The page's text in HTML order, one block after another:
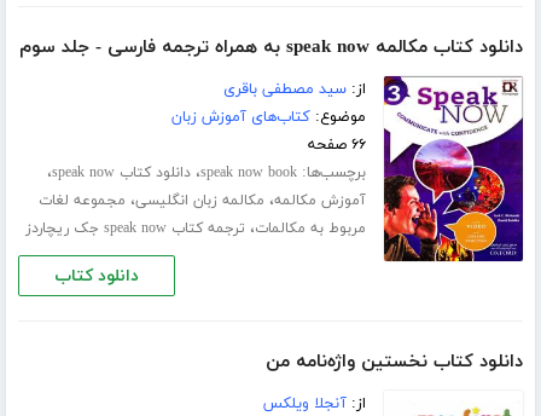
دانلود کتاب مکالمه speak now به همراه ترجمه فارسی - جلد سوم
از:سید مصطفی باقری
موضوع:کتاب‌های آموزش زبان
۶۶ صفحه
برچسب‌ها:speak now book،دانلود کتاب speak now ،
آموزش مکالمه، مکالمه زبان انگلیسی، مجموعه لغات
مربوط به مکالمات، ترجمه کتاب speak now جک ریچاردز
دانلود کتاب
دانلود کتاب نخستین واژه‌نامه من
از:آنجلا ویلکس